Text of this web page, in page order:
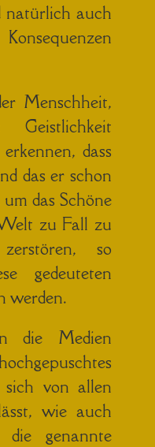
auch
Menschheit,
dass
das er schon
das Schöne
zu Fall zu
so
gedeuteten
werden.
die Medien
sich von allen
wie auch
die genannte